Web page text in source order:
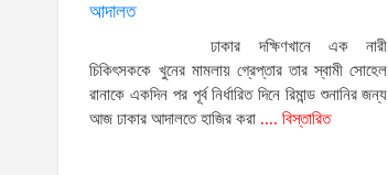
আদালত
ঢাকার দক্ষিণখানে এক নারী
চিকিৎসককে খুনের মামলায় গ্রেপ্তার তার স্বামী সোহেল
রানাকে একদিন পর পূর্ব নির্ধারিত দিনে রিমান্ড শুনানির জন্য
আজ ঢাকার আদালতে হাজির করা .... বিস্তারিত